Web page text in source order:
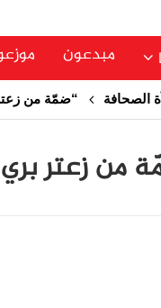
مبدعون
الصحافة “ضمّة من
من زعتر